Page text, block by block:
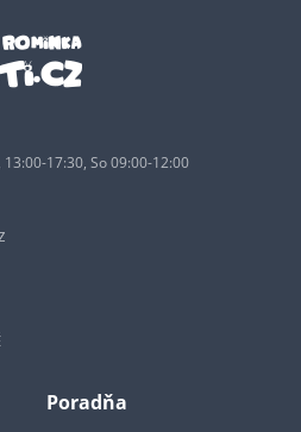
17:30, So 09:00-12:00
Poradňa